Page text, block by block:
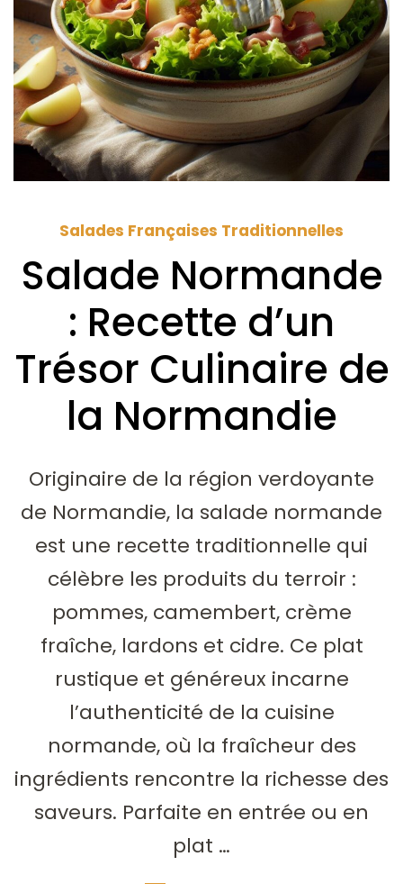
Salades Françaises Traditionnelles
Salade Normande
: Recette d’un
Trésor Culinaire de
la Normandie
Originaire de la région verdoyante
de Normandie, la salade normande
est une recette traditionnelle qui
célèbre les produits du terroir :
pommes, camembert, crème
fraîche, lardons et cidre. Ce plat
rustique et généreux incarne
l’authenticité de la cuisine
normande, où la fraîcheur des
ingrédients rencontre la richesse des
saveurs. Parfaite en entrée ou en
plat …